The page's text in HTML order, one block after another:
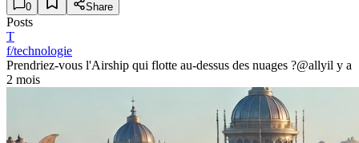
0 Share
Posts
T
f/technologie
Prendriez-vous l'Airship qui flotte au-dessus des nuages ?@allyil y a
2 mois